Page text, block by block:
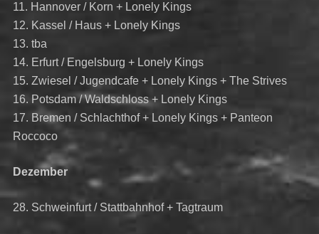
11. Hannover / Korn + Lonely Kings
12. Kassel / Haus + Lonely Kings
13. tba
14. Erfurt / Engelsburg + Lonely Kings
15. Zwiesel / Jugendcafe + Lonely Kings + The Strives
16. Potsdam / Waldschloss + Lonely Kings
17. Bremen / Schlachthof + Lonely Kings + Panteon
Roccoco
Dezember
28. Schweinfurt / Stattbahnhof + Tagtraum